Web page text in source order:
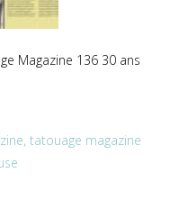
Magazine 136 30 ans
,tatouage magazine